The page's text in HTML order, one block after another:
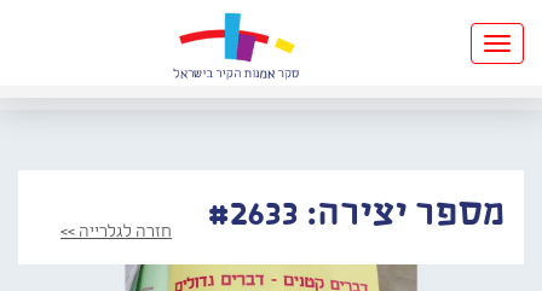
Toggle
navigation
מספר יצירה: #2633 חזרה לגלרייה >>